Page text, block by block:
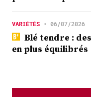
VARIÉTÉS • 06/07/2026
Blé tendre :
en plus équilibrés